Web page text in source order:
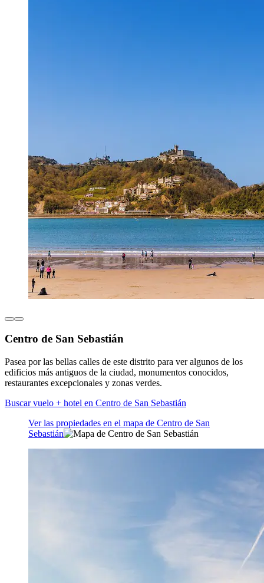
Centro de San Sebastián
Pasea por las bellas calles de este distrito para ver algunos de los
edificios más antiguos de la ciudad, monumentos conocidos,
restaurantes excepcionales y zonas verdes.
Buscar vuelo + hotel en Centro de San Sebastián
Ver las propiedades en el mapa de Centro de San
Sebastián